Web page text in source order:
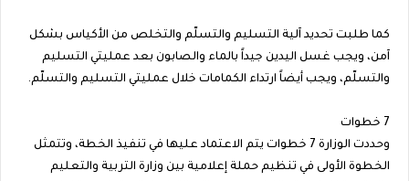
كما طلبت تحديد آلية التسليم والتسلّم والتخلص من الأكياس بشكل
آمن، ويجب غسل اليدين جيداً بالماء والصابون بعد عمليتي التسليم
والتسلّم، ويجب أيضاً ارتداء الكمامات خلال عمليتي التسليم والتسلّم.
7 خطوات
وحددت الوزارة 7 خطوات يتم الاعتماد عليها في تنفيذ الخطة، وتتمثل
الخطوة الأولى في تنظيم حملة إعلامية بين وزارة التربية والتعليم